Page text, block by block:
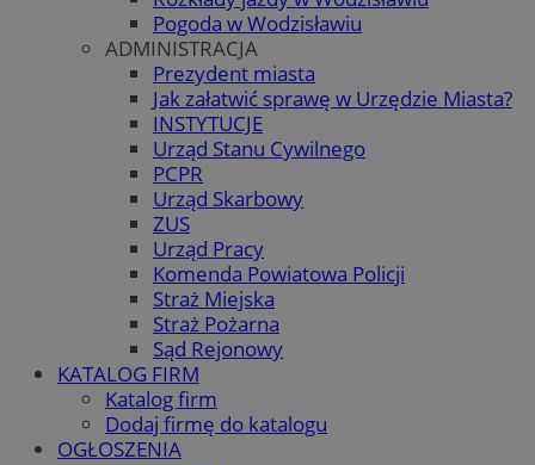
Pogoda w Wodzisławiu
ADMINISTRACJA
Prezydent miasta
Jak załatwić sprawę w Urzędzie Miasta?
INSTYTUCJE
Urząd Stanu Cywilnego
PCPR
Urząd Skarbowy
ZUS
Urząd Pracy
Komenda Powiatowa Policji
Straż Miejska
Straż Pożarna
Sąd Rejonowy
KATALOG FIRM
Katalog firm
Dodaj firmę do katalogu
OGŁOSZENIA